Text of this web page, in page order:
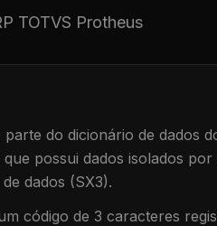
TOTVS Protheus
parte do dicionário de dados
que possui dados isolados
dados (SX3).
código de 3 caracteres